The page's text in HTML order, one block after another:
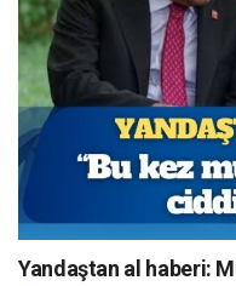
Yandaştan al haberi: